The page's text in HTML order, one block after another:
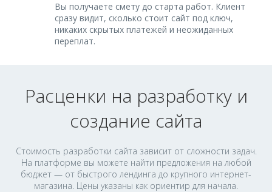
Вы получаете смету до старта работ. Клиент
сразу видит, сколько стоит сайт под ключ,
никаких скрытых платежей и неожиданных
переплат.
Расценки на разработку и
создание сайта
Стоимость разработки сайта зависит от сложности задач.
На платформе вы можете найти предложения на любой
бюджет — от быстрого лендинга до крупного интернет-
магазина. Цены указаны как ориентир для начала.